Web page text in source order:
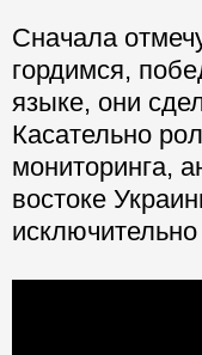
Сначала
гордимся,
языке, они
Касательно
мониторинга,
востоке